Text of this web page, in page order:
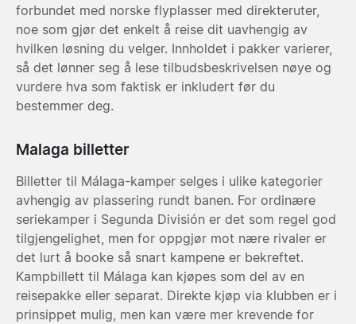
forbundet med norske flyplasser med direkteruter,
noe som gjør det enkelt å reise dit uavhengig av
hvilken løsning du velger. Innholdet i pakker varierer,
så det lønner seg å lese tilbudsbeskrivelsen nøye og
vurdere hva som faktisk er inkludert før du
bestemmer deg.
Malaga billetter
Billetter til Málaga-kamper selges i ulike kategorier
avhengig av plassering rundt banen. For ordinære
seriekamper i Segunda División er det som regel god
tilgjengelighet, men for oppgjør mot nære rivaler er
det lurt å booke så snart kampene er bekreftet.
Kampbillett til Málaga kan kjøpes som del av en
reisepakke eller separat. Direkte kjøp via klubben er i
prinsippet mulig, men kan være mer krevende for